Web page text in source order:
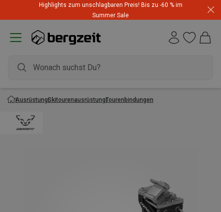
Highlights zum unschlagbaren Preis! Bis zu -60 % im
Summer Sale
AusrüstungSkitourenausrüstungTourenbindungen